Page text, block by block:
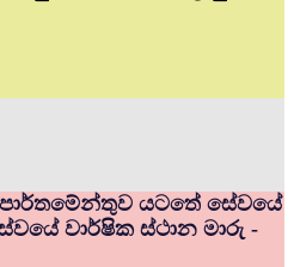
යටතේ සේවයේ
වාර්ෂික ස්ථාන මාරු -